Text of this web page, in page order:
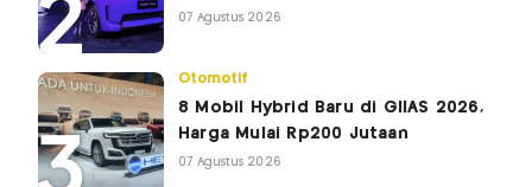
07 Agustus 2026
Otomotif
8 Mobil Hybrid Baru di GIIAS 2026,
Harga Mulai Rp200 Jutaan
07 Agustus 2026